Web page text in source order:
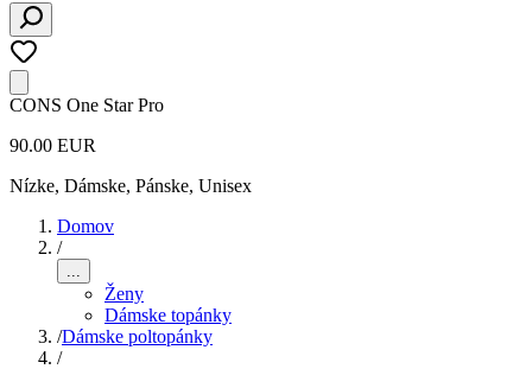
CONS One Star Pro
90.00 EUR
Nízke, Dámske, Pánske, Unisex
Domov
/
...
Ženy
Dámske topánky
/Dámske poltopánky
/